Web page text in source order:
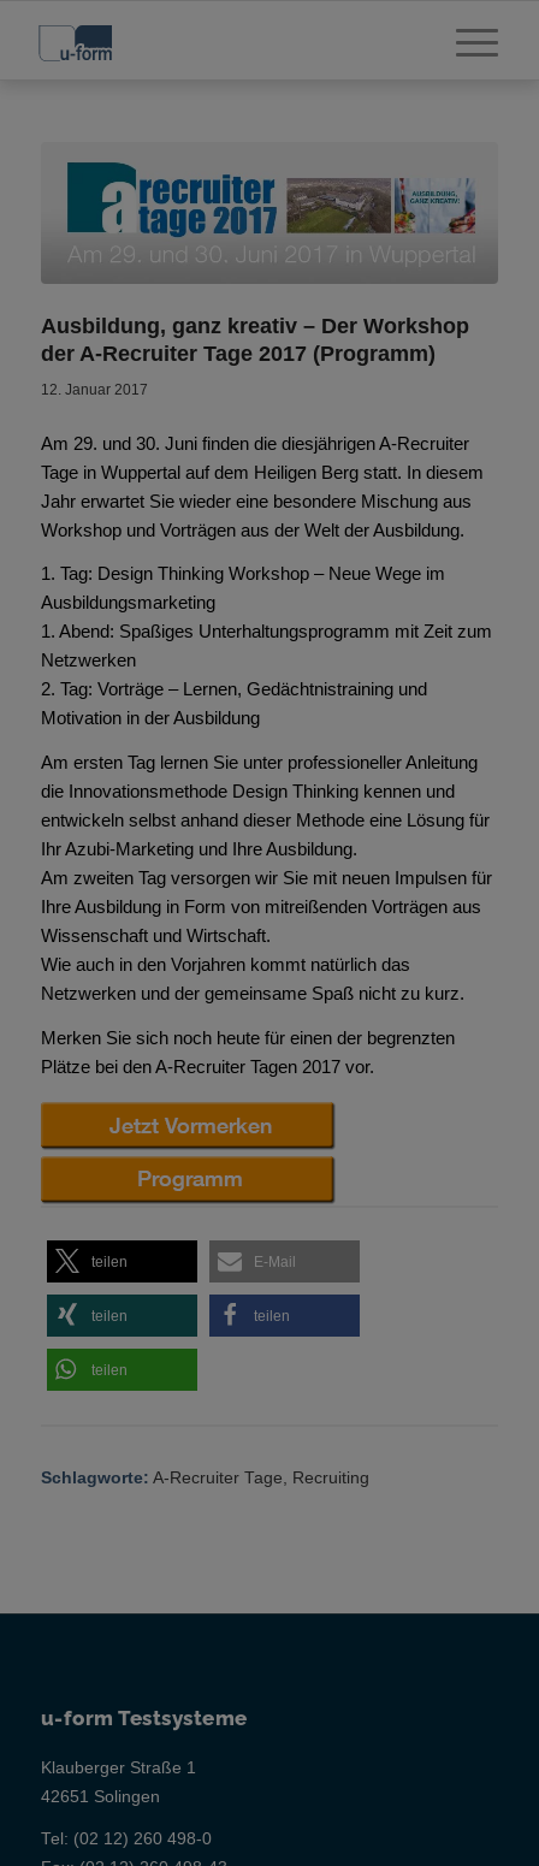
Ausbildung, ganz kreativ – Der Workshop
der A-Recruiter Tage 2017 (Programm)
12. Januar 2017
Am 29. und 30. Juni finden die diesjährigen A-Recruiter
Tage in Wuppertal auf dem Heiligen Berg statt. In diesem
Jahr erwartet Sie wieder eine besondere Mischung aus
Workshop und Vorträgen aus der Welt der Ausbildung.
1. Tag: Design Thinking Workshop – Neue Wege im
Ausbildungsmarketing
1. Abend: Spaßiges Unterhaltungsprogramm mit Zeit zum
Netzwerken
2. Tag: Vorträge – Lernen, Gedächtnistraining und
Motivation in der Ausbildung
Am ersten Tag lernen Sie unter professioneller Anleitung
die Innovationsmethode Design Thinking kennen und
entwickeln selbst anhand dieser Methode eine Lösung für
Ihr Azubi-Marketing und Ihre Ausbildung.
Am zweiten Tag versorgen wir Sie mit neuen Impulsen für
Ihre Ausbildung in Form von mitreißenden Vorträgen aus
Wissenschaft und Wirtschaft.
Wie auch in den Vorjahren kommt natürlich das
Netzwerken und der gemeinsame Spaß nicht zu kurz.
Merken Sie sich noch heute für einen der begrenzten
Plätze bei den A-Recruiter Tagen 2017 vor.
teilen E-Mail
teilen teilen
teilen
Schlagworte: A-Recruiter Tage Recruiting
u-form Testsysteme
Klauberger Straße 1
42651 Solingen
Tel: (02 12) 260 498-0